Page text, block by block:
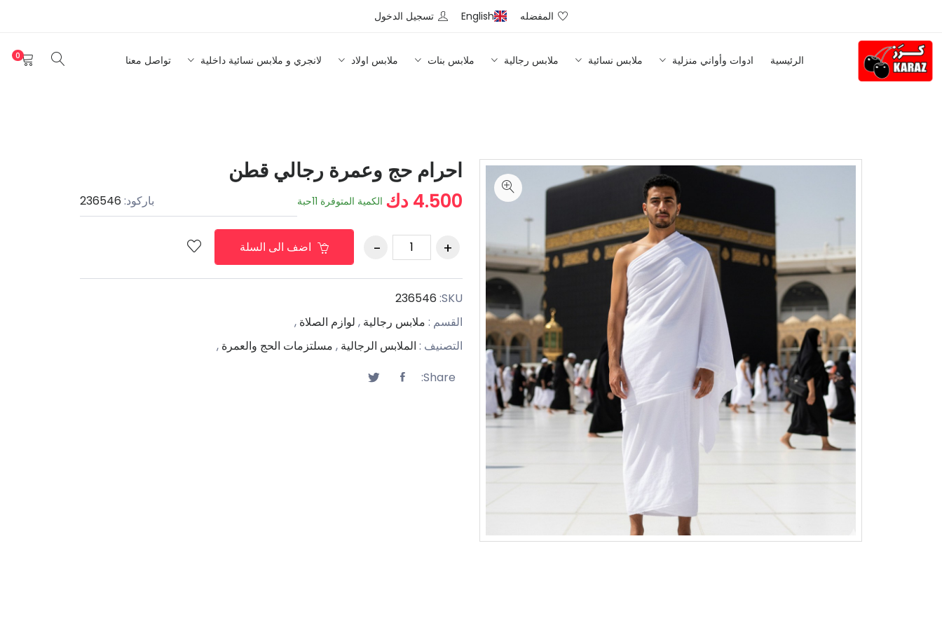
المفضله English تسجيل الدخول
الرئيسية ادوات وأواني منزلية ملابس نسائية ملابس رجالية ملابس بنات ملابس اولاد لانجري و ملابس نسائية داخلية تواصل معنا 0
احرام حج وعمرة رجالي قطن
4.500 دك الكمية المتوفرة 11حبة باركود: 236546
اضف الى السلة
SKU:
236546
القسم : ملابس رجالية , لوازم الصلاة ,
التصنيف : الملابس الرجالية , مسلتزمات الحج والعمرة ,
Share: